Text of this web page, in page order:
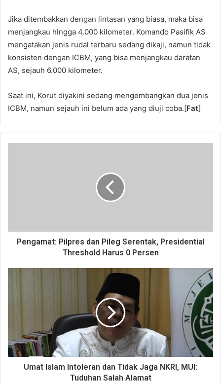
Jika ditembakkan dengan lintasan yang biasa, maka bisa
menjangkau hingga 4.000 kilometer. Komando Pasifik AS
mengatakan jenis rudal terbaru sedang dikaji, namun tidak
konsisten dengan ICBM, yang bisa menjangkau daratan
AS, sejauh 6.000 kilometer.
Saat ini, Korut diyakini sedang mengembangkan dua jenis
ICBM, namun sejauh ini belum ada yang diuji coba.[Fat]
Pengamat: Pilpres dan Pileg Serentak, Presidential
Threshold Harus 0 Persen
Umat Islam Intoleran dan Tidak Jaga NKRI, MUI:
Tuduhan Salah Alamat